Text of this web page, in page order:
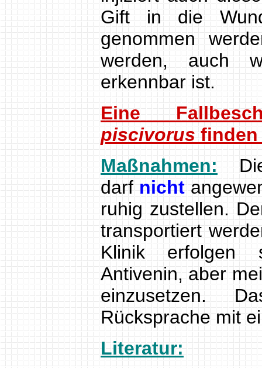
Gift in die
genommen
werden, auch
erkennbar ist.
Eine
piscivorus finden
Maßnahmen:
darf nicht
ruhig zustellen.
transportiert
Klinik erfolgen
Antivenin, aber
einzusetzen.
Rücksprache mit
Literatur: